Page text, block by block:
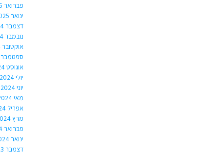
פברואר 2025
ינואר 2025
דצמבר 2024
נובמבר 2024
אוקטובר 2024
ספטמבר 2024
אוגוסט 2024
יולי 2024
יוני 2024
מאי 2024
אפריל 2024
מרץ 2024
פברואר 2024
ינואר 2024
דצמבר 2023